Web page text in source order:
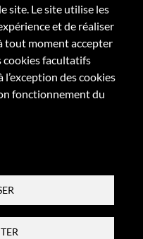
site. Le site utilise les
et de réaliser
tout moment accepter
cookies facultatifs
des cookies
fonctionnement du